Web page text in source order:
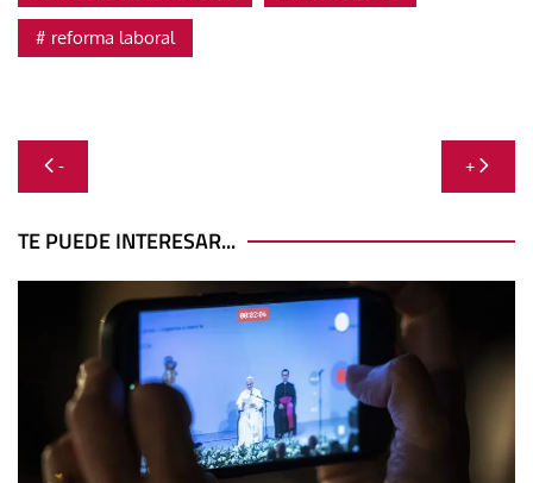
reforma laboral
Navegación
de
entradas
- +
TE PUEDE INTERESAR...